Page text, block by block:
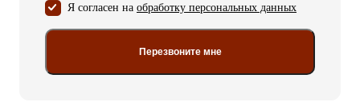
Я согласен на обработку персональных данных
Перезвоните мне